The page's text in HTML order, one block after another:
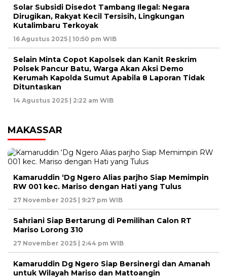
Solar Subsidi Disedot Tambang Ilegal: Negara
Dirugikan, Rakyat Kecil Tersisih, Lingkungan
Kutalimbaru Terkoyak
16 Agustus 2025 | 10:50 pm WIB
Selain Minta Copot Kapolsek dan Kanit Reskrim
Polsek Pancur Batu, Warga Akan Aksi Demo
Kerumah Kapolda Sumut Apabila 8 Laporan Tidak
Dituntaskan
14 Agustus 2025 | 2:22 am WIB
MAKASSAR
Kamaruddin ‘Dg Ngero Alias parjho Siap Memimpin
RW 001 kec. Mariso dengan Hati yang Tulus
27 November 2025 | 9:27 pm WIB
Sahriani Siap Bertarung di Pemilihan Calon RT
Mariso Lorong 310
27 November 2025 | 2:44 pm WIB
Kamaruddin Dg Ngero Siap Bersinergi dan Amanah
untuk Wilayah Mariso dan Mattoangin